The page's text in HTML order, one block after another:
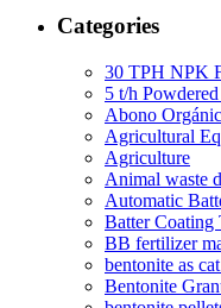
Categories
30 TPH NPK
5 t/h
Abono
Agricultural
Agriculture
Animal waste
Automatic
Batter Coating
BB fertilizer
bentonite as
Bentonite